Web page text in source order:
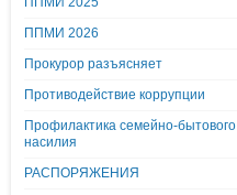
ППМИ 2026
Прокурор разъясняет
Противодействие коррупции
Профилактика семейно-бытового
насилия
РАСПОРЯЖЕНИЯ